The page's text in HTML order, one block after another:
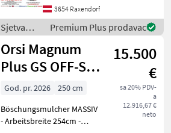
✔️ mit Walterscheid
Doppelweitwinkel-GW ✔️ Bj.
2015 ✔️ seh
3654 Raxendorf
Sjetva
(sijačice,
mulčeri,
sjetvospremači
i dr) /
Tehnos
Premium Plus prodavac
Orsi Magnum
Plus GS OFF-SET
250
15.500
€
sa 20% PDV-
a
12.916,67 €
neto
God. pr. 2026
250 cm
Böschungsmulcher MASSIV
- Arbeitsbreite 254cm -